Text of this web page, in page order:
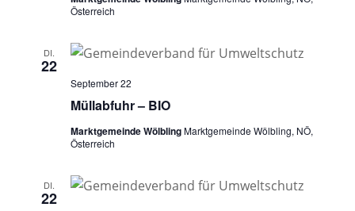
Österreich
DI.
22
Müllabfuhr – BIO
September 22
Marktgemeinde WölblingMarktgemeinde Wölbling, NÖ,
Österreich
DI.
22